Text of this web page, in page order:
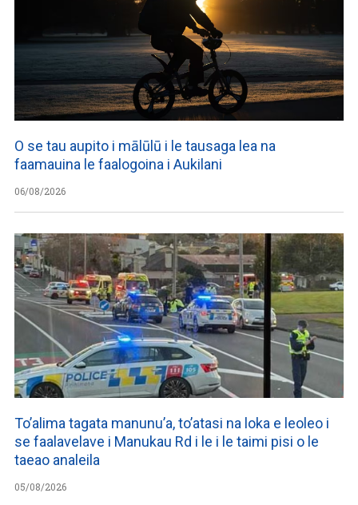
O se tau aupito i mālūlū i le tausaga lea na
faamauina le faalogoina i Aukilani
06/08/2026
To’alima tagata manunu’a, to’atasi na loka e leoleo i
se faalavelave i Manukau Rd i le i le taimi pisi o le
taeao analeila
05/08/2026